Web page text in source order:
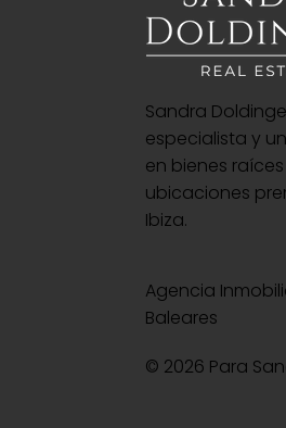
Sandra
especialista y
en bienes
ubicaciones
Ibiza.
Agencia
Baleares
© 2026 Para